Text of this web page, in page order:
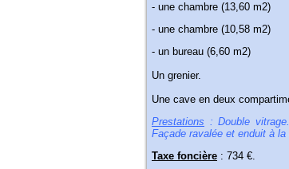
- une chambre (13,60 m2)
- une chambre (10,58 m2)
- un bureau (6,60 m2)
Un grenier.
Une cave en deux
Prestations : Double
Façade ravalée et enduit à la
Taxe foncière : 734 €.